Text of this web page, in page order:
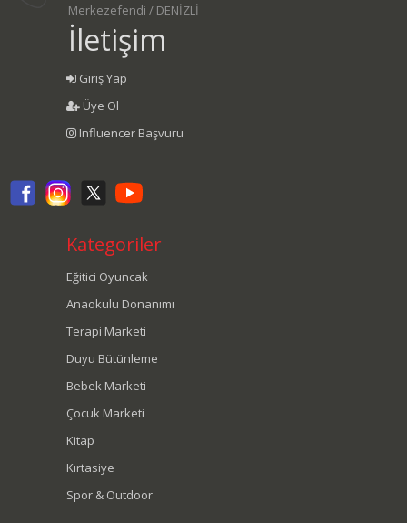
Merkezefendi / DENİZLİ
İletişim
Giriş Yap
Üye Ol
Influencer Başvuru
Kategoriler
Eğitici Oyuncak
Anaokulu Donanımı
Terapi Marketi
Duyu Bütünleme
Bebek Marketi
Çocuk Marketi
Kitap
Kırtasiye
Spor & Outdoor